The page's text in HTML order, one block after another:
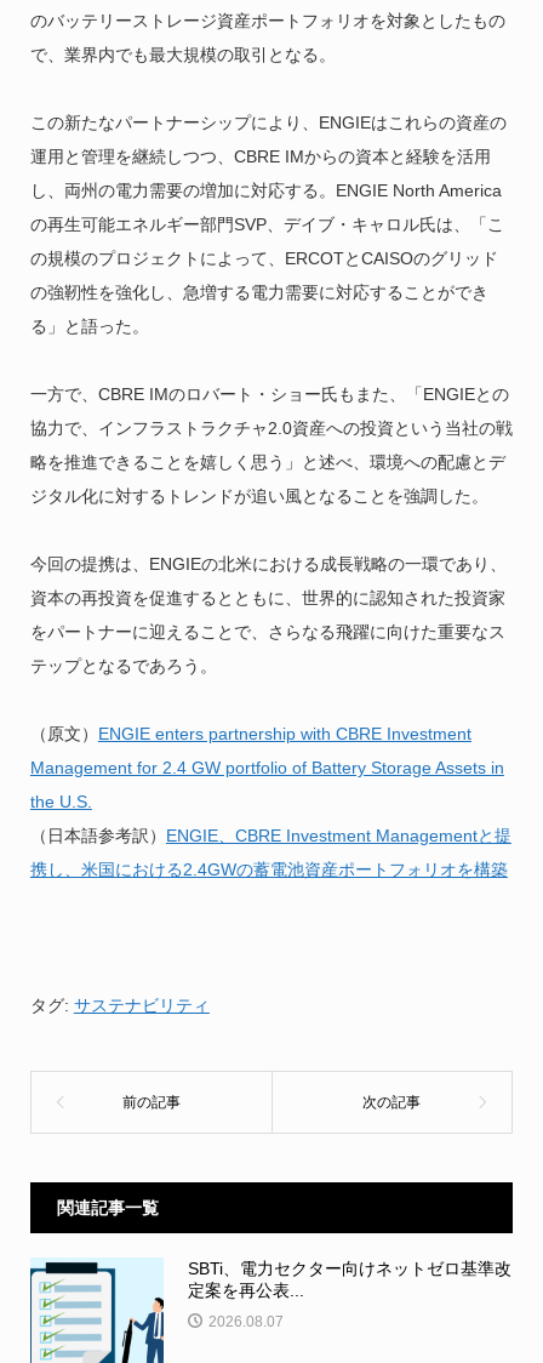
のバッテリーストレージ資産ポートフォリオを対象としたもの
で、業界内でも最大規模の取引となる。
この新たなパートナーシップにより、ENGIEはこれらの資産の
運用と管理を継続しつつ、CBRE IMからの資本と経験を活用
し、両州の電力需要の増加に対応する。ENGIE North America
の再生可能エネルギー部門SVP、デイブ・キャロル氏は、「こ
の規模のプロジェクトによって、ERCOTとCAISOのグリッド
の強靭性を強化し、急増する電力需要に対応することができ
る」と語った。
一方で、CBRE IMのロバート・ショー氏もまた、「ENGIEとの
協力で、インフラストラクチャ2.0資産への投資という当社の戦
略を推進できることを嬉しく思う」と述べ、環境への配慮とデ
ジタル化に対するトレンドが追い風となることを強調した。
今回の提携は、ENGIEの北米における成長戦略の一環であり、
資本の再投資を促進するとともに、世界的に認知された投資家
をパートナーに迎えることで、さらなる飛躍に向けた重要なス
テップとなるであろう。
（原文） ENGIE enters partnership with CBRE Investment
Management for 2.4 GW portfolio of Battery Storage Assets in
the U.S.
（日本語参考訳） ENGIE、CBRE Investment Managementと提
携し、米国における2.4GWの蓄電池資産ポートフォリオを構築
タグ: サステナビリティ
関連記事一覧
SBTi、電力セクター向けネットゼロ基準改
定案を再公表...
2026.08.07